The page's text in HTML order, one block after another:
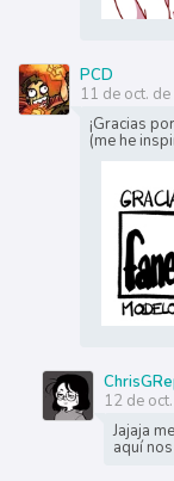
PCD
11 de oct.
¡Gracias
(me he
12 de
Jajaja
aquí